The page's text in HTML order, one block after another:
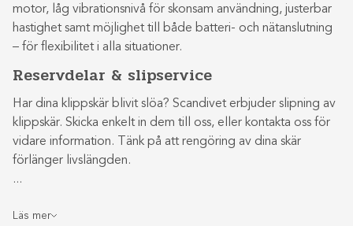
motor, låg vibrationsnivå för skonsam användning, justerbar
hastighet samt möjlighet till både batteri- och nätanslutning
– för flexibilitet i alla situationer.
Reservdelar & slipservice
Har dina klippskär blivit slöa? Scandivet erbjuder slipning av
klippskär. Skicka enkelt in dem till oss, eller kontakta oss för
vidare information. Tänk på att rengöring av dina skär
förlänger livslängden.
Läs mer